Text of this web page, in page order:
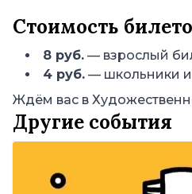
Стоимость
8 руб. — взрослый
4 руб. — школьники и
Ждём вас в
Другие события